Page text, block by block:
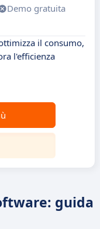
Demo gratuita
il consumo,
l'efficienza
guida